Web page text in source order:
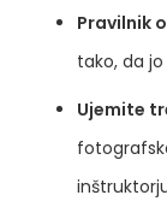
Pravilnik
tako, da
Ujemite